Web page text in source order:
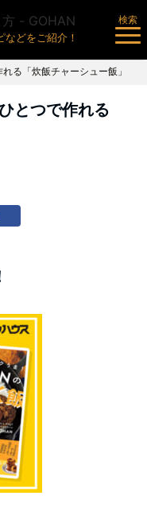
どをご紹介！
検索
る「炊飯チャーシュー飯」
とつで作れる